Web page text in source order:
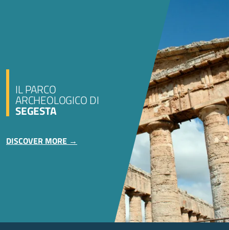
IL PARCO
ARCHEOLOGICO DI
SEGESTA
DISCOVER MORE